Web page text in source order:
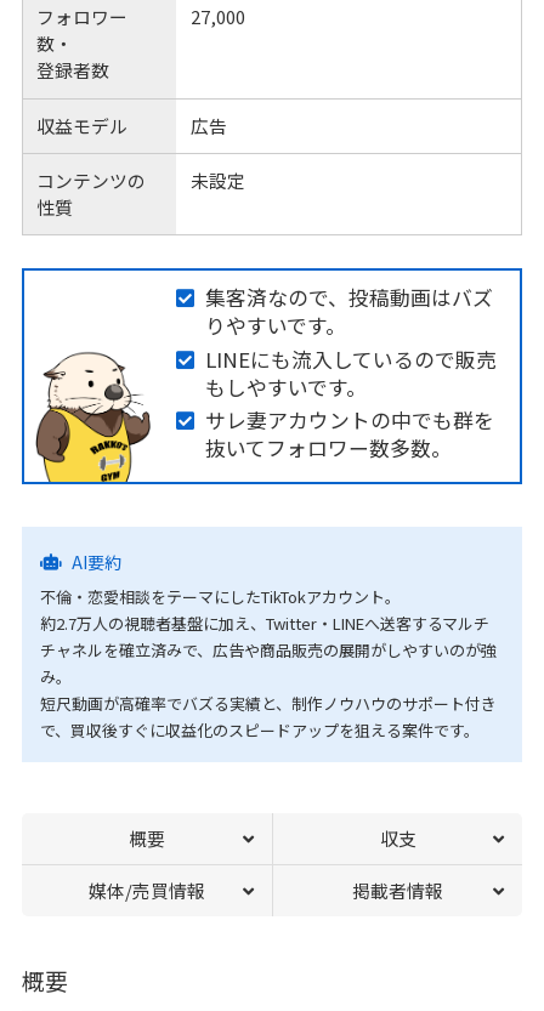
フォロワー
数・
登録者数
27,000
収益モデル 広告
コンテンツの
性質
未設定
集客済なので、投稿動画はバズ
りやすいです。
LINEにも流入しているので販売
もしやすいです。
サレ妻アカウントの中でも群を
抜いてフォロワー数多数。
AI要約
不倫・恋愛相談をテーマにしたTikTokアカウント。
約2.7万人の視聴者基盤に加え、Twitter・LINEへ送客するマルチ
チャネルを確立済みで、広告や商品販売の展開がしやすいのが強
み。
短尺動画が高確率でバズる実績と、制作ノウハウのサポート付き
で、買収後すぐに収益化のスピードアップを狙える案件です。
概要 収支
媒体/売買情報 掲載者情報
概要